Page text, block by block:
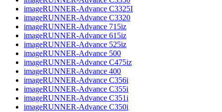
imageRUNNER-Advance C3325I
imageRUNNER-Advance C3320
imageRUNNER-Advance 715iz
imageRUNNER-Advance 615iz
imageRUNNER-Advance 525iz
imageRUNNER-Advance 500
imageRUNNER-Advance C475iz
imageRUNNER-Advance 400
imageRUNNER-Advance C356i
imageRUNNER-Advance C355i
imageRUNNER-Advance C351i
imageRUNNER-Advance C350i